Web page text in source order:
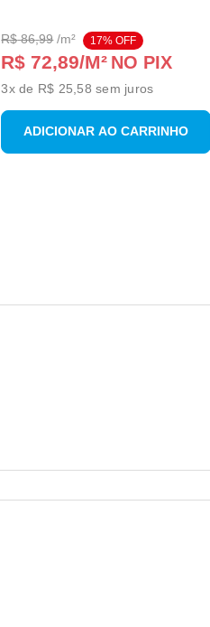
R$ 86,99/m² 17% OFF
R$ 72,89/M² NO PIX
3x de R$ 25,58 sem juros
ADICIONAR AO CARRINHO